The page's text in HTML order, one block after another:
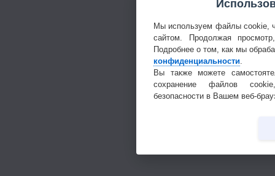
Мы используем файлы cookie,
сайтом. Продолжая
Подробнее о том, как мы
конфиденциальности
Вы также можете
сохранение файлов
безопасности в Вашем веб-